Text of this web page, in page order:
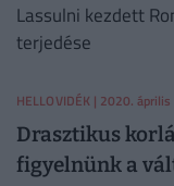
Lassulni kezdett
terjedése
HELLOVIDÉK | 2020.
Drasztikus
figyelnünk a